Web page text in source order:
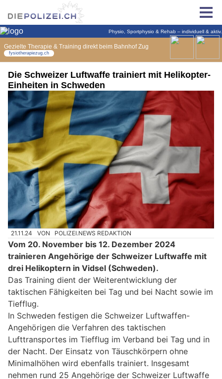
Die Schweizer Luftwaffe trainiert mit Helikopter-
Einheiten in Schweden
21.11.24 VON POLIZEI.NEWS REDAKTION
Vom 20. November bis 12. Dezember 2024
trainieren Angehörige der Schweizer Luftwaffe mit
drei Helikoptern in Vidsel (Schweden).
Das Training dient der Weiterentwicklung der
taktischen Fähigkeiten bei Tag und bei Nacht sowie im
Tiefflug.
In Schweden festigen die Schweizer Luftwaffen-
Angehörigen die Verfahren des taktischen
Lufttransportes im Tiefflug im Verband bei Tag und in
der Nacht. Der Einsatz von Täuschkörpern ohne
Minimalhöhen wird ebenfalls trainiert. Insgesamt
nehmen rund 25 Angehörige der Schweizer Luftwaffe